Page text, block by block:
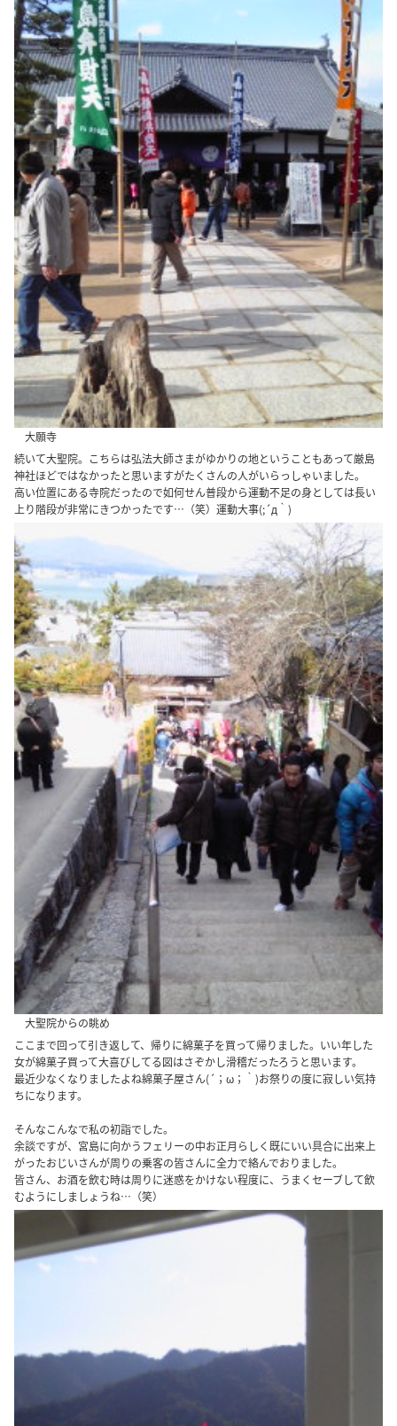
大願寺
続いて大聖院。こちらは弘法大師さまがゆかりの地ということもあって厳島
神社ほどではなかったと思いますがたくさんの人がいらっしゃいました。
高い位置にある寺院だったので如何せん普段から運動不足の身としては長い
上り階段が非常にきつかったです…（笑）運動大事(;´д｀)
大聖院からの眺め
ここまで回って引き返して、帰りに綿菓子を買って帰りました。いい年した
女が綿菓子買って大喜びしてる図はさぞかし滑稽だったろうと思います。
最近少なくなりましたよね綿菓子屋さん(´；ω；｀)お祭りの度に寂しい気持
ちになります。
そんなこんなで私の初詣でした。
余談ですが、宮島に向かうフェリーの中お正月らしく既にいい具合に出来上
がったおじいさんが周りの乗客の皆さんに全力で絡んでおりました。
皆さん、お酒を飲む時は周りに迷惑をかけない程度に、うまくセーブして飲
むようにしましょうね…（笑）